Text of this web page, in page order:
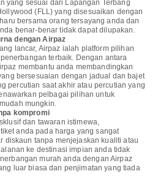
yang sesuai dari Lapangan Terbang
(FLL) yang disesuaikan dengan
bersama orang tersayang anda dan
benar-benar tidak dapat dilupakan.
dengan Airpaz
lancar, Airpaz ialah platform pilihan
terbaik. Dengan antara
membantu anda membandingkan
bersesuaian dengan jadual dan bajet
percutian saat akhir atau percutian yang
pelbagai pilihan untuk
mungkin.
kompromi
dan tawaran istimewa,
anda pada harga yang sangat
diskaun tanpa menjejaskan kualiti atau
ke destinasi impian anda tidak
murah anda dengan Airpaz
luar biasa dan penjimatan yang tiada